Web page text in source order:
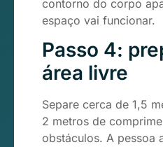
contorno do corpo
espaço vai funcionar.
Passo 4:
área livre
Separe cerca de 1,5
2 metros de
obstáculos. A pessoa